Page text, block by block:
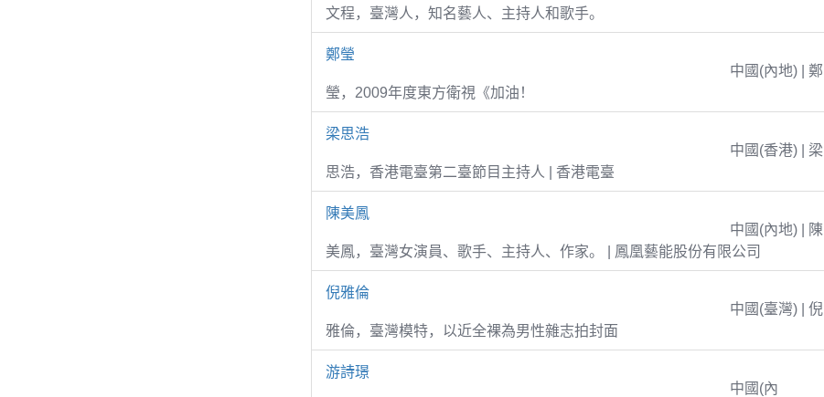
文程，臺灣人，知名藝人、主持人和歌手。
鄭瑩
中國(內地) | 鄭
瑩，2009年度東方衛視《加油！
梁思浩
中國(香港) | 梁
思浩，香港電臺第二臺節目主持人 | 香港電臺
陳美鳳
中國(內地) | 陳
美鳳，臺灣女演員、歌手、主持人、作家。 | 鳳凰藝能股份有限公司
倪雅倫
中國(臺灣) | 倪
雅倫，臺灣模特，以近全裸為男性雜志拍封面
游詩璟
中國(內